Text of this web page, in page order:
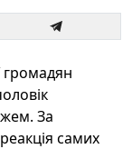
громадян
За
самих